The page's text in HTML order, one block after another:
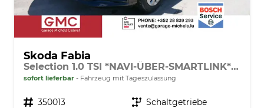
Skoda Fabia
Selection 1.0 TSI *NAVI-ÜBER-SMARTLINK*PDC-HI*LED*SHZ*KLIMA*RADIO
sofort lieferbar Fahrzeug mit Tageszulassung
Fahrzeugnr. 350013 Getriebe Schaltgetriebe